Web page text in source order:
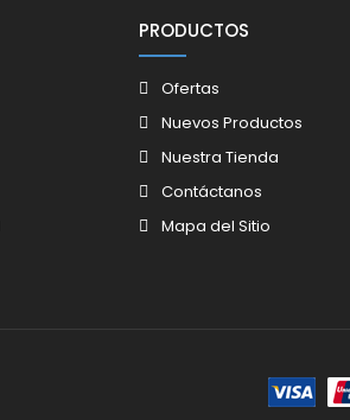
PRODUCTOS
Ofertas
Nuevos Productos
Nuestra Tienda
Contáctanos
Mapa del Sitio